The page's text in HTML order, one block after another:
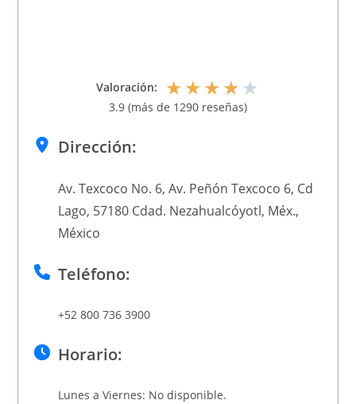
Valoración: ★★★★ ★
3.9 (más de 1290 reseñas)
Dirección:
Av. Texcoco No. 6, Av. Peñón Texcoco 6, Cd
Lago, 57180 Cdad. Nezahualcóyotl, Méx.,
México
Teléfono:
+52 800 736 3900
Horario:
Lunes a Viernes: No disponible.